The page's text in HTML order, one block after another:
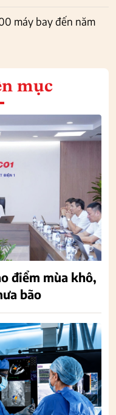
máy bay đến năm
mục
điểm mùa khô,
bão